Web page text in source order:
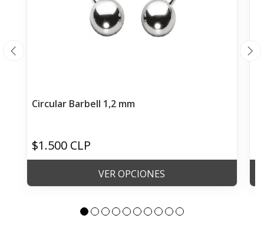
Circular Barbell 1,2 mm
$1.500 CLP
VER OPCIONES